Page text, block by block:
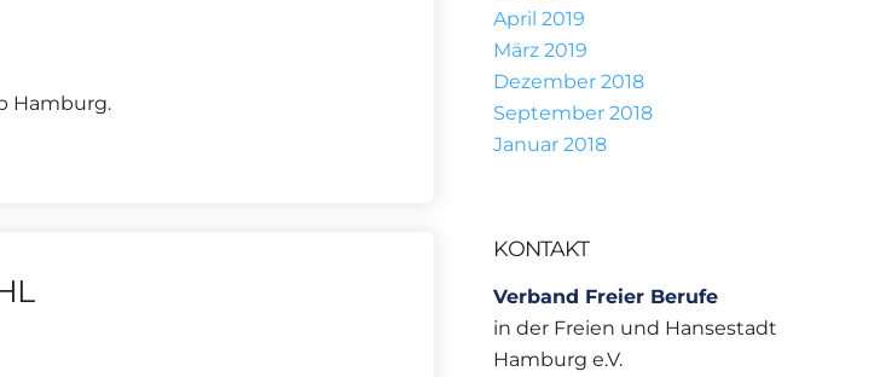
Hamburg.
April 2019
März 2019
Dezember 2018
September 2018
Januar 2018
KONTAKT
Verband Freier Berufe
in der Freien und Hansestadt
Hamburg e.V.